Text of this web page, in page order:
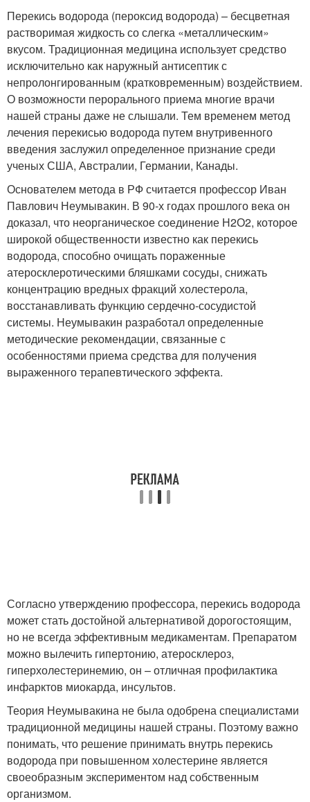
Перекись водорода (пероксид водорода) – бесцветная
растворимая жидкость со слегка «металлическим»
вкусом. Традиционная медицина использует средство
исключительно как наружный антисептик с
непролонгированным (кратковременным) воздействием.
О возможности перорального приема многие врачи
нашей страны даже не слышали. Тем временем метод
лечения перекисью водорода путем внутривенного
введения заслужил определенное признание среди
ученых США, Австралии, Германии, Канады.
Основателем метода в РФ считается профессор Иван
Павлович Неумывакин. В 90-х годах прошлого века он
доказал, что неорганическое соединение Н2О2, которое
широкой общественности известно как перекись
водорода, способно очищать пораженные
атеросклеротическими бляшками сосуды, снижать
концентрацию вредных фракций холестерола,
восстанавливать функцию сердечно-сосудистой
системы. Неумывакин разработал определенные
методические рекомендации, связанные с
особенностями приема средства для получения
выраженного терапевтического эффекта.
Согласно утверждению профессора, перекись водорода
может стать достойной альтернативой дорогостоящим,
но не всегда эффективным медикаментам. Препаратом
можно вылечить гипертонию, атеросклероз,
гиперхолестеринемию, он – отличная профилактика
инфарктов миокарда, инсультов.
Теория Неумывакина не была одобрена специалистами
традиционной медицины нашей страны. Поэтому важно
понимать, что решение принимать внутрь перекись
водорода при повышенном холестерине является
своеобразным экспериментом над собственным
организмом.